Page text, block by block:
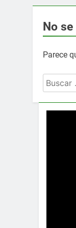
No
Parece
Buscar: